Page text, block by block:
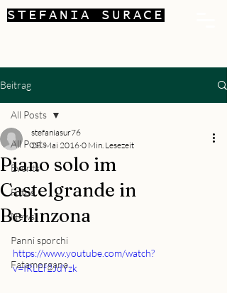
STEFANIA SURACE
Beitrag
All Posts
Events
Fotos
News
Panni sporchi
Fatamorgana
All Posts
Piano solo im
Castelgrande in
Bellinzona
stefaniasur76
28. Mai 2016 0 Min. Lesezeit
https://www.youtube.com/watch?
v=IRLEf2JdYzk